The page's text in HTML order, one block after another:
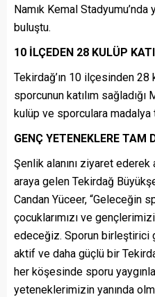
Namık Kemal
buluştu.
10 İLÇEDEN 28 KULÜP
Tekirdağ’ın 10 ilçesinden
sporcunun katılım
kulüp ve sporculara
GENÇ YETENEKLERE TAM
Şenlik alanını ziyaret
araya gelen Tekirdağ
Candan Yüceer, “Geleceğin
çocuklarımızı ve
edeceğiz. Sporun birleştirici
aktif ve daha güçlü bir
her köşesinde sporu
yeteneklerimizin yanında